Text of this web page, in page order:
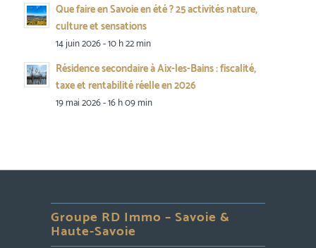
Que faire en Savoie en été ? 25 activités nature,
culture et sensations
14 juin 2026 - 10 h 22 min
Résidence secondaire à Aix-les-Bains : fiscalité,
taxe et rentabilité réelle en 2026
19 mai 2026 - 16 h 09 min
Groupe RD Immo – Savoie &
Haute-Savoie